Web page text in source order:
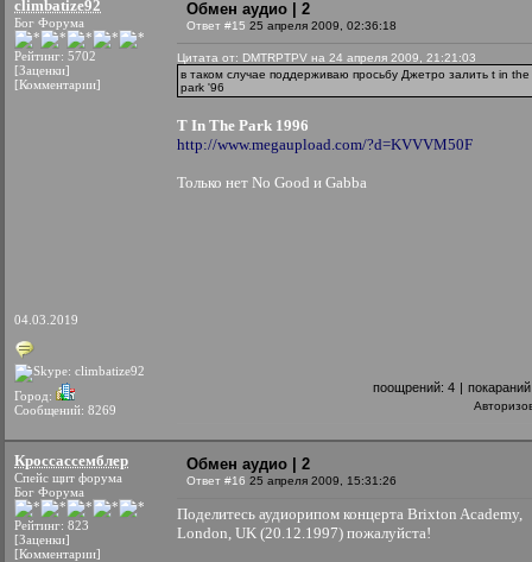
climbatize92
Бог Форума
Рейтинг: 5702
[Заценки]
[Комментарии]
04.03.2019
Город:
Сообщений: 8269
Обмен аудио | 2
Ответ #15 25 апреля 2009, 02:36:18
Цитата от: DMTRPTPV на 24 апреля 2009, 21:21:03
в таком случае поддерживаю просьбу Джетро залить t in the
park '96
T In The Park 1996
http://www.megaupload.com/?d=KVVVM50F
Только нет No Good и Gabba
поощрений: 4 |
Кроссассемблер
Спейс щит форума
Бог Форума
Рейтинг: 823
[Заценки]
[Комментарии]
Обмен аудио | 2
Ответ #16 25 апреля 2009, 15:31:26
Поделитесь аудиорипом концерта Brixton Academy,
London, UK (20.12.1997) пожалуйста!